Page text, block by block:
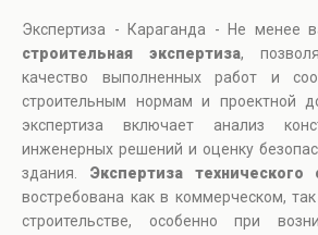
Экспертиза - Караганда - Не менее
строительная экспертиза,
качество выполненных работ и
строительным нормам и проектной
экспертиза включает анализ
инженерных решений и оценку
здания. Экспертиза технического
востребована как в коммерческом,
строительстве, особенно при